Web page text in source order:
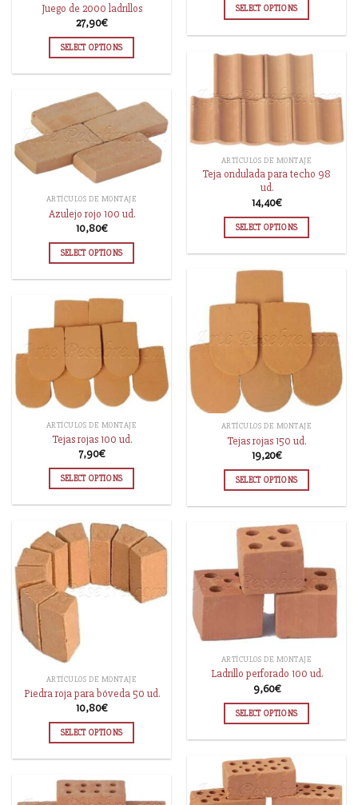
Juego de 2000 ladrillos
27,90€
SELECT OPTIONS
SELECT OPTIONS
ARTÍCULOS DE MONTAJE
Teja ondulada para techo 98
ud.
14,40€
SELECT OPTIONS
ARTÍCULOS DE MONTAJE
Azulejo rojo 100 ud.
10,80€
SELECT OPTIONS
ARTÍCULOS DE MONTAJE
Tejas rojas 150 ud.
19,20€
SELECT OPTIONS
ARTÍCULOS DE MONTAJE
Tejas rojas 100 ud.
7,90€
SELECT OPTIONS
ARTÍCULOS DE MONTAJE
Piedra roja para bóveda 50 ud.
10,80€
SELECT OPTIONS
ARTÍCULOS DE MONTAJE
Ladrillo perforado 100 ud.
9,60€
SELECT OPTIONS